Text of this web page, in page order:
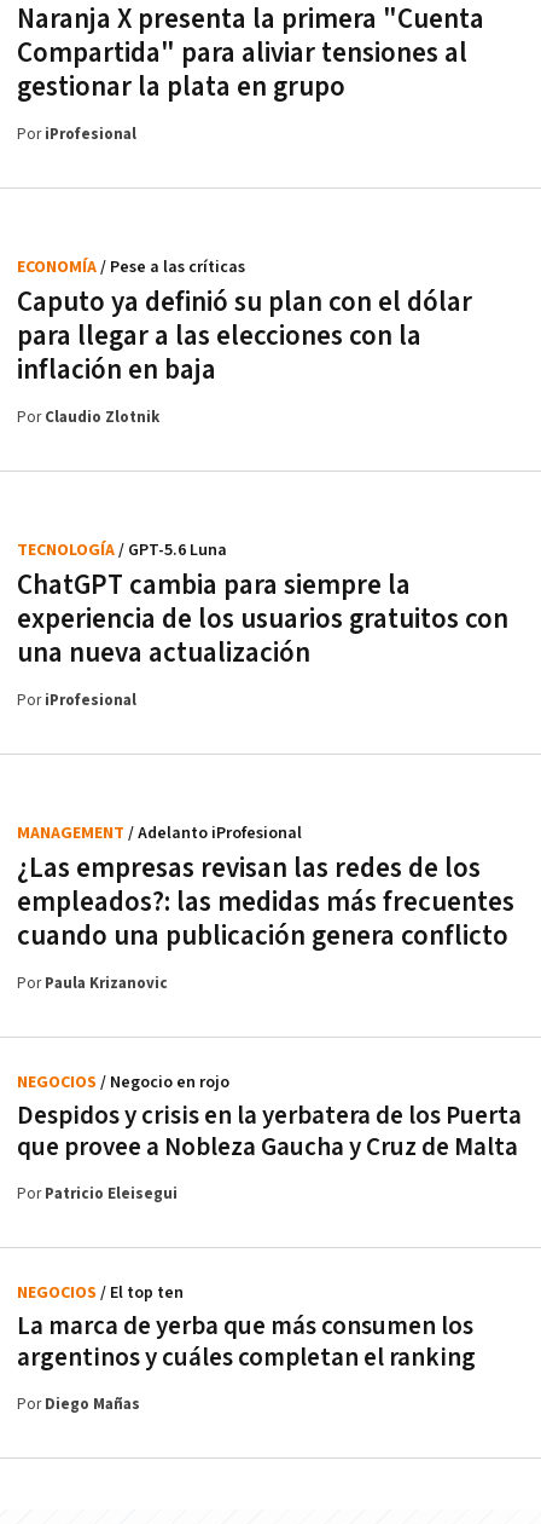
Naranja X presenta la primera "Cuenta
Compartida" para aliviar tensiones al
gestionar la plata en grupo
PoriProfesional
Caputo ya definió su plan con el dólar
para llegar a las elecciones con la
inflación en baja
ECONOMÍA/ Pese a las críticas
PorClaudio Zlotnik
ChatGPT cambia para siempre la
experiencia de los usuarios gratuitos con
una nueva actualización
TECNOLOGÍA/ GPT-5.6 Luna
PoriProfesional
¿Las empresas revisan las redes de los
empleados?: las medidas más frecuentes
cuando una publicación genera conflicto
MANAGEMENT / Adelanto iProfesional
PorPaula Krizanovic
Despidos y crisis en la yerbatera de los Puerta
que provee a Nobleza Gaucha y Cruz de Malta
NEGOCIOS / Negocio en rojo
PorPatricio Eleisegui
La marca de yerba que más consumen los
argentinos y cuáles completan el ranking
NEGOCIOS / El top ten
PorDiego Mañas